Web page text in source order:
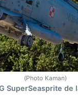
(Photo Kaman)
SuperSeasprite de